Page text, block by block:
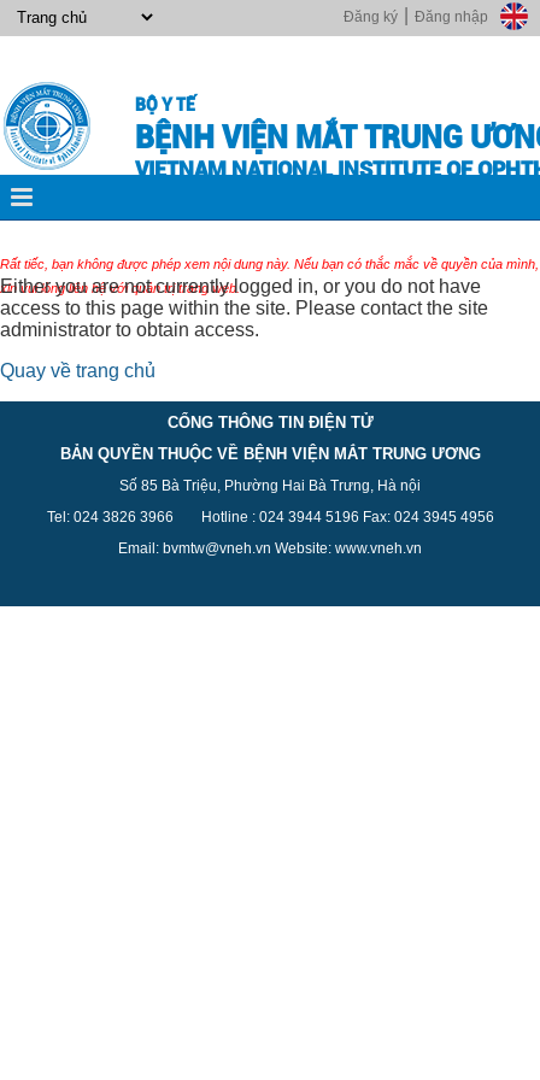
Đăng nhập
Đăng ký
BỘ Y TẾ
BỆNH VIỆN MẮT TRUNG
VIETNAM NATIONAL INSTITUTE OF
Rất tiếc, bạn không được phép xem nội dung này. Nếu bạn có thắc mắc về quyền của mình,
xin vui lòng liên hệ với quản trị trang web.
Either you are not currently logged in, or you do not have
access to this page within the site. Please contact the site
administrator to obtain access.
Quay về trang chủ
CỔNG THÔNG TIN ĐIỆN TỬ
BẢN QUYỀN THUỘC VỀ BỆNH VIỆN MẮT TRUNG ƯƠNG
Số 85 Bà Triệu, Phường Hai Bà Trưng, Hà nội
Tel: 024 3826 3966 Hotline : 024 3944 5196 Fax: 024 3945 4956
Email: bvmtw@vneh.vn Website: www.vneh.vn